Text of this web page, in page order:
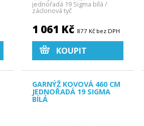
jednořadá 19 Sigma bílá /
záclonová tyč
1 061 Kč 877 Kč bez DPH
KOUPIT
GARNÝŽ KOVOVÁ 460 CM
JEDNOŘADÁ 19 SIGMA
BÍLÁ